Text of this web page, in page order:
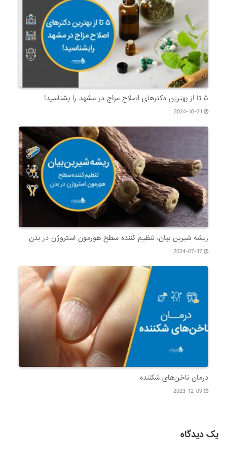
۵ تا از بهترین دکتر‌های اصلاح مزاج در مشهد را بشناسید!
2024-10-21
ریشه شیرین بیان، تنظیم کننده سطح هورمون استروژن در بدن
2024-07-17
درمان ناخن‌های شکننده
2023-12-09
یک دیدگاه